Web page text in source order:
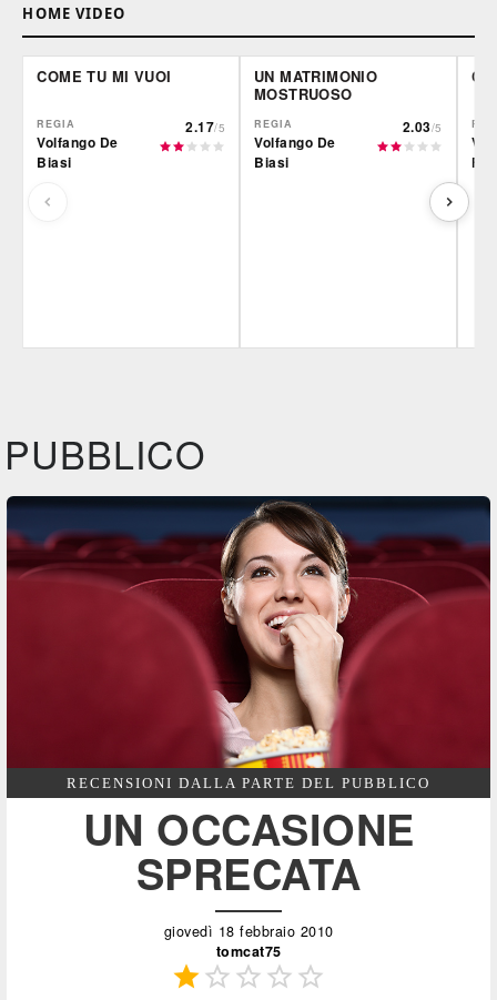
HOME VIDEO
COME TU MI VUOI
REGIA
Volfango De
Biasi
2.17/5
UN MATRIMONIO
MOSTRUOSO
REGIA
Volfango De
Biasi
2.03/5
PUBBLICO
RECENSIONI DALLA PARTE DEL PUBBLICO
UN OCCASIONE
SPRECATA
giovedì 18 febbraio 2010
tomcat75
   